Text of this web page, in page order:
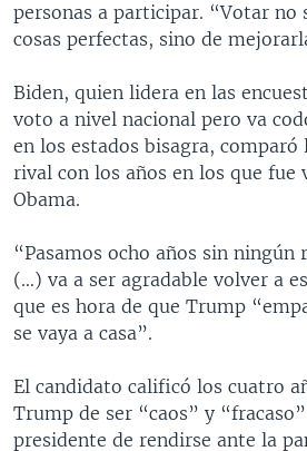
personas a participar. “Votar no
cosas perfectas, sino de
Biden, quien lidera en las
voto a nivel nacional pero va
en los estados bisagra, comparó
rival con los años en los que fue
Obama.
“Pasamos ocho años sin ningún
(…) va a ser agradable volver a
que es hora de que Trump
se vaya a casa”.
El candidato calificó los cuatro
Trump de ser “caos” y
presidente de rendirse ante la